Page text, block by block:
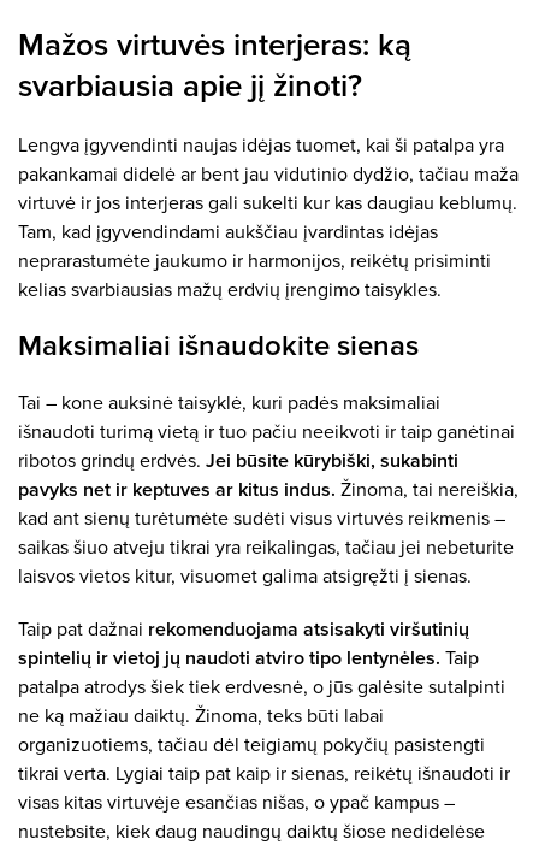
Mažos virtuvės interjeras: ką
svarbiausia apie jį žinoti?
Lengva įgyvendinti naujas idėjas tuomet, kai ši patalpa yra
pakankamai didelė ar bent jau vidutinio dydžio, tačiau maža
virtuvė ir jos interjeras gali sukelti kur kas daugiau keblumų.
Tam, kad įgyvendindami aukščiau įvardintas idėjas
neprarastumėte jaukumo ir harmonijos, reikėtų prisiminti
kelias svarbiausias mažų erdvių įrengimo taisykles.
Maksimaliai išnaudokite sienas
Tai – kone auksinė taisyklė, kuri padės maksimaliai
išnaudoti turimą vietą ir tuo pačiu neeikvoti ir taip ganėtinai
ribotos grindų erdvės. Jei būsite kūrybiški, sukabinti
pavyks net ir keptuves ar kitus indus. Žinoma, tai nereiškia,
kad ant sienų turėtumėte sudėti visus virtuvės reikmenis –
saikas šiuo atveju tikrai yra reikalingas, tačiau jei nebeturite
laisvos vietos kitur, visuomet galima atsigręžti į sienas.
Taip pat dažnai rekomenduojama atsisakyti viršutinių
spintelių ir vietoj jų naudoti atviro tipo lentynėles. Taip
patalpa atrodys šiek tiek erdvesnė, o jūs galėsite sutalpinti
ne ką mažiau daiktų. Žinoma, teks būti labai
organizuotiems, tačiau dėl teigiamų pokyčių pasistengti
tikrai verta. Lygiai taip pat kaip ir sienas, reikėtų išnaudoti ir
visas kitas virtuvėje esančias nišas, o ypač kampus –
nustebsite, kiek daug naudingų daiktų šiose nedidelėse